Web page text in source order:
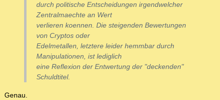
durch politische Entscheidungen irgendwelcher
Zentralmaechte an Wert
verlieren koennen. Die steigenden Bewertungen
von Cryptos oder
Edelmetallen, letztere leider hemmbar durch
Manipulationen, ist lediglich
eine Reflexion der Entwertung der "deckenden"
Schuldtitel.
Genau.